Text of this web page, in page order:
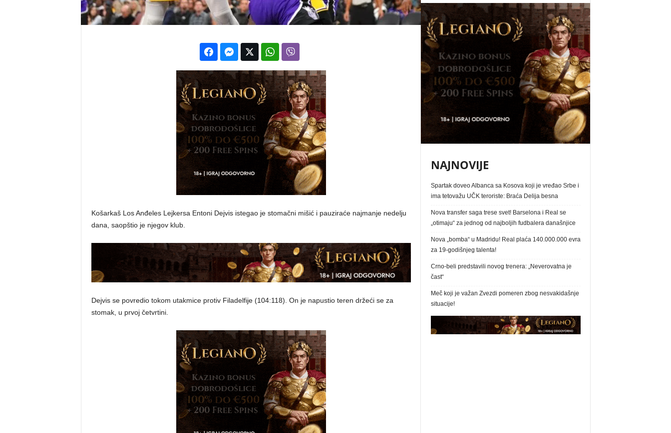
Košarkaš Los Anđeles Lejkersa Entoni Dejvis istegao je stomačni mišić i pauziraće najmanje nedelju
dana, saopštio je njegov klub.
Dejvis se povredio tokom utakmice protiv Filadelfije (104:118). On je napustio teren držeći se za
stomak, u prvoj četvrtini.
NAJNOVIJE
Spartak doveo Albanca sa Kosova koji je vređao Srbe i
ima tetovažu UČK teroriste: Braća Delija besna
Nova transfer saga trese svet! Barselona i Real se
„otimaju“ za jednog od najboljih fudbalera današnjice
Nova „bomba“ u Madridu! Real plaća 140.000.000 evra
za 19-godišnjeg talenta!
Crno-beli predstavili novog trenera: „Neverovatna je
čast“
Meč koji je važan Zvezdi pomeren zbog nesvakidašnje
situacije!